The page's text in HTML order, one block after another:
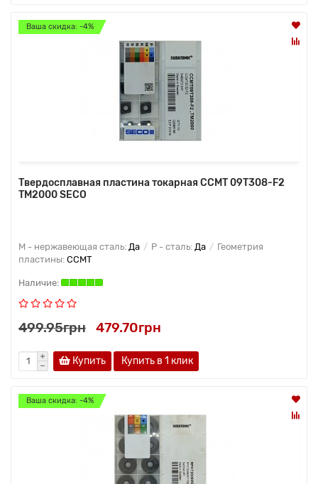
Ваша скидка: -4%
Твердосплавная пластина токарная CCMT 09T308-F2
TM2000 SECO
M - нержавеющая сталь: Да P - сталь: Да
Геометрия
пластины: CCMT
499.95грн 479.70грн
Купить Купить в 1 клик
Ваша скидка: -4%